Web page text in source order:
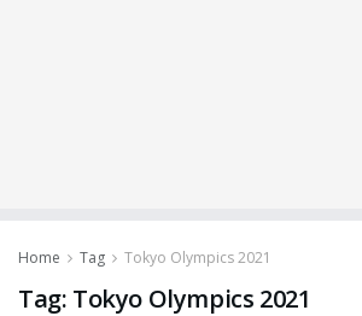
Home Tag Tokyo Olympics 2021
Tag: Tokyo Olympics 2021